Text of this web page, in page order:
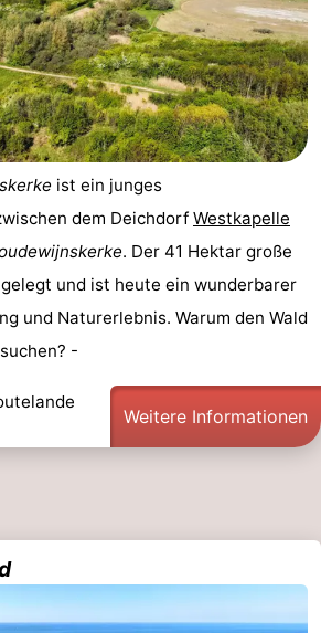
ist ein junges
dem Deichdorf Westkapelle
. Der 41 Hektar große
und ist heute ein wunderbarer
und Naturerlebnis. Warum den Wald
-
Weitere Informationen